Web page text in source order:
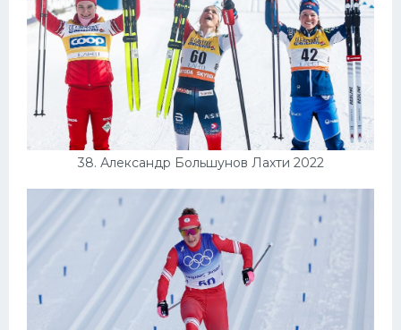
38. Александр Большунов Лахти 2022